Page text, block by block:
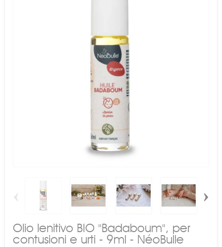
‹ ›
Olio lenitivo BIO "Badaboum", per
contusioni e urti - 9ml - NéoBulle